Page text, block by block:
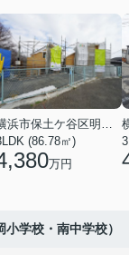
横浜市保土ケ谷区明神台
(86.78㎡)
万円
学校・南中学校）